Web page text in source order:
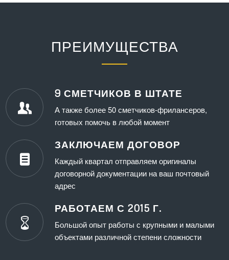
ПРЕИМУЩЕСТВА
9 СМЕТЧИКОВ В ШТАТЕ
А также более 50 сметчиков-фрилансеров,
готовых помочь в любой момент
ЗАКЛЮЧАЕМ ДОГОВОР
Каждый квартал отправляем оригиналы
договорной документации на ваш почтовый
адрес
РАБОТАЕМ С 2015 Г.
Большой опыт работы с крупными и малыми
объектами различной степени сложности